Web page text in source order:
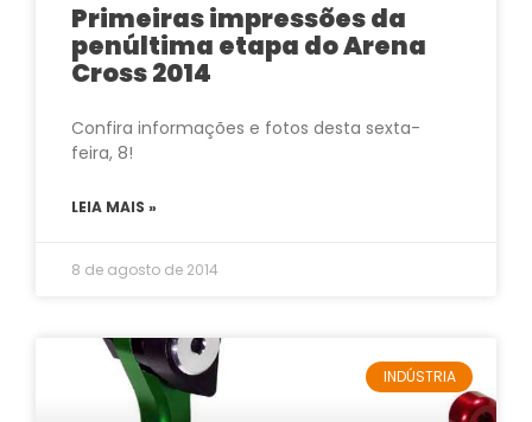
Primeiras impressões da
penúltima etapa do Arena
Cross 2014
Confira informações e fotos desta sexta-
feira, 8!
LEIA MAIS »
8 de agosto de 2014
INDÚSTRIA